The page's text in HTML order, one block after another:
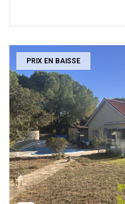
PRIX EN BAISSE